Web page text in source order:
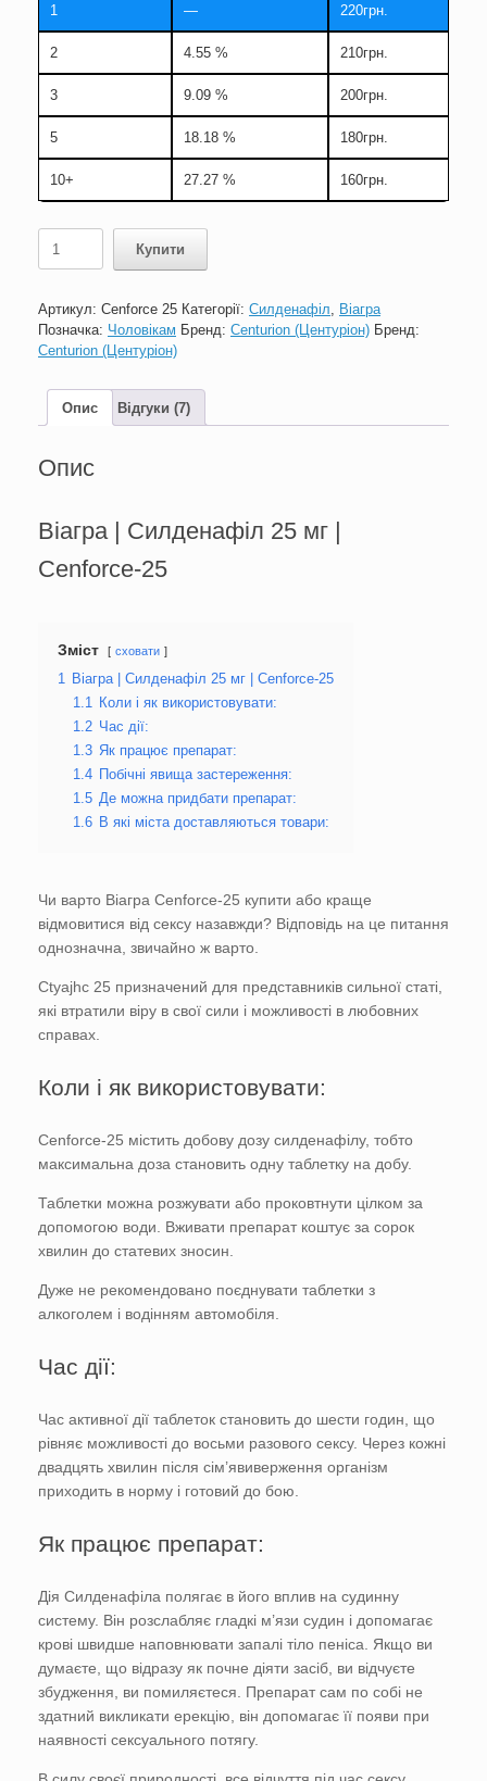
1 — 220грн.
2 4.55 % 210грн.
3 9.09 % 200грн.
5 18.18 % 180грн.
10+ 27.27 % 160грн.
Cenforce-
25
кількість
Купити
Артикул: Cenforce 25 Категорії: Силденафіл, Віагра
Позначка: Чоловікам Бренд: Centurion (Центуріон) Бренд:
Centurion (Центуріон)
Опис Відгуки (7)
Опис
Віагра | Силденафіл 25 мг |
Cenforce-25
Зміст сховати
1
Віагра | Силденафіл 25 мг | Cenforce-25
1.1
Коли і як використовувати:
1.2 Час дії:
1.3 Як працює препарат:
1.4 Побічні явища застереження:
1.5 Де можна придбати препарат:
1.6 В які міста доставляються товари:
Чи варто Віагра Cenforce-25 купити або краще
відмовитися від сексу назавжди? Відповідь на це питання
однозначна, звичайно ж варто.
Ctyajhc 25 призначений для представників сильної статі,
які втратили віру в свої сили і можливості в любовних
справах.
Коли і як використовувати:
Cenforce-25 містить добову дозу силденафілу, тобто
максимальна доза становить одну таблетку на добу.
Таблетки можна розжувати або проковтнути цілком за
допомогою води. Вживати препарат коштує за сорок
хвилин до статевих зносин.
Дуже не рекомендовано поєднувати таблетки з
алкоголем і водінням автомобіля.
Час дії:
Час активної дії таблеток становить до шести годин, що
рівняє можливості до восьми разового сексу. Через кожні
двадцять хвилин після сім’явиверження організм
приходить в норму і готовий до бою.
Як працює препарат:
Дія Силденафіла полягає в його вплив на судинну
систему. Він розслабляє гладкі м’язи судин і допомагає
крові швидше наповнювати запалі тіло пеніса. Якщо ви
думаєте, що відразу як почне діяти засіб, ви відчуєте
збудження, ви помиляєтеся. Препарат сам по собі не
здатний викликати ерекцію, він допомагає її появи при
наявності сексуального потягу.